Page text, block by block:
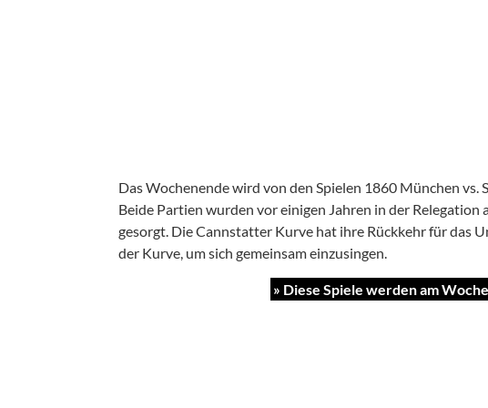
Das Wochenende wird von den Spielen 1860 München
Beide Partien wurden vor einigen Jahren in der
gesorgt. Die Cannstatter Kurve hat ihre Rückkehr für das
der Kurve, um sich gemeinsam einzusingen.
» Diese Spiele werden am